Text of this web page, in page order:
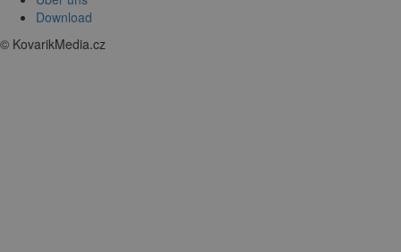
Download
© KovarikMedia.cz